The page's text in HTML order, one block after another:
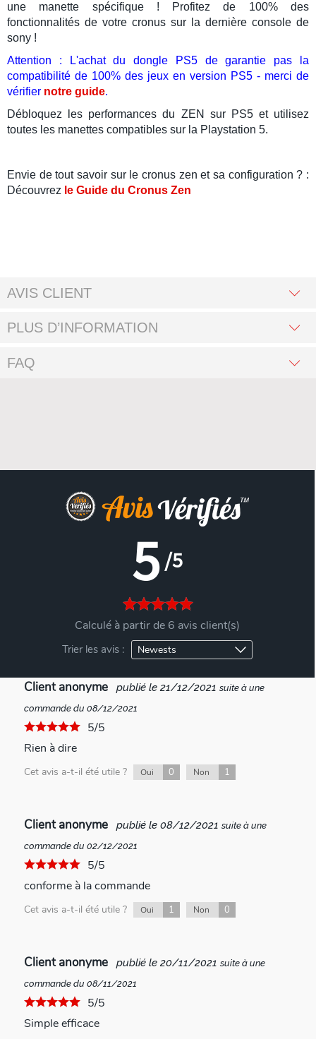
une manette spécifique ! Profitez de 100% des
fonctionnalités de votre cronus sur la dernière console de
sony !
Attention : L'achat du dongle PS5 de garantie pas la
compatibilité de 100% des jeux en version PS5 - merci de
vérifier notre guide.
Débloquez les performances du ZEN sur PS5 et utilisez
toutes les manettes compatibles sur la Playstation 5.
Envie de tout savoir sur le cronus zen et sa configuration ? :
Découvrez le Guide du Cronus Zen
AVIS CLIENT
PLUS D’INFORMATION
FAQ
5/5
Calculé à partir de 6 avis client(s)
Trier les avis :
Client anonyme publié le 21/12/2021 suite à une
commande du 08/12/2021
5/5
Rien à dire
Cet avis a-t-il été utile ? Oui 0 Non 1
Client anonyme publié le 08/12/2021 suite à une
commande du 02/12/2021
5/5
conforme à la commande
Cet avis a-t-il été utile ? Oui 1 Non 0
Client anonyme publié le 20/11/2021 suite à une
commande du 08/11/2021
5/5
Simple efficace